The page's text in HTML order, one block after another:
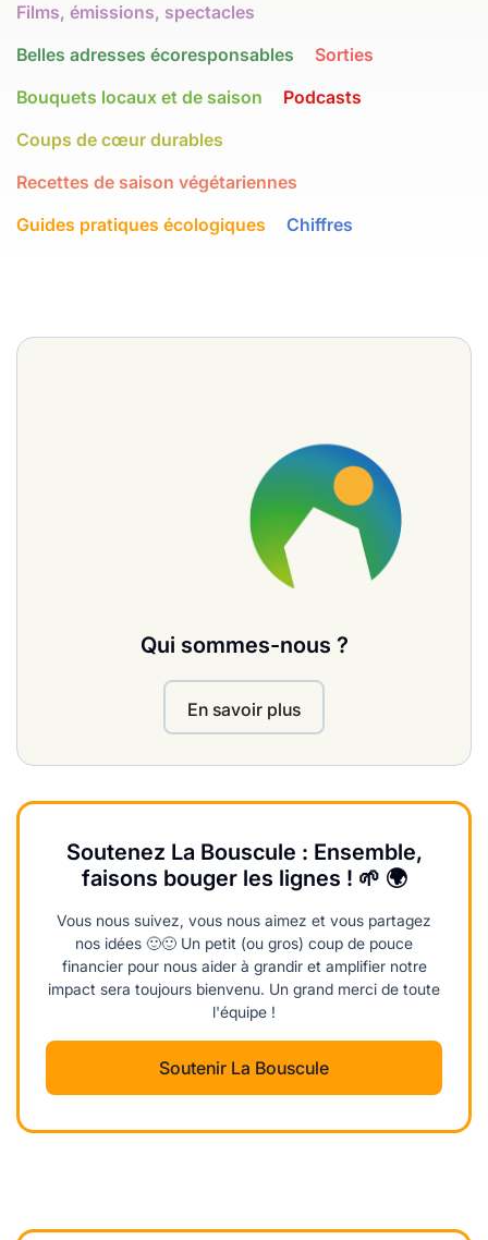
Films, émissions, spectacles
Belles adresses écoresponsables
Sorties
Bouquets locaux et de saison
Podcasts
Coups de cœur durables
Recettes de saison végétariennes
Guides pratiques écologiques
Chiffres
Qui sommes-nous ?
En savoir plus
Soutenez La Bouscule : Ensemble,
faisons bouger les lignes ! 🌱 🌍
Vous nous suivez, vous nous aimez et vous partagez
nos idées 🙂🙂 Un petit (ou gros) coup de pouce
financier pour nous aider à grandir et amplifier notre
impact sera toujours bienvenu. Un grand merci de toute
l'équipe !
Soutenir La Bouscule